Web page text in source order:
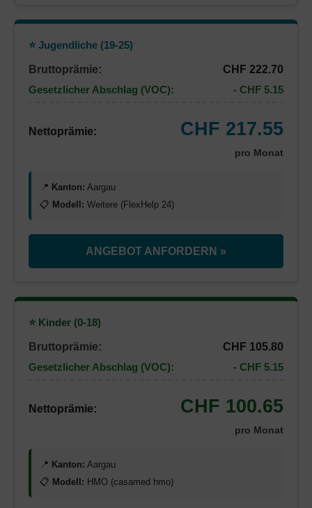
⭐ Jugendliche (19-25)
Bruttoprämie:
CHF 222.70
Gesetzlicher Abschlag (VOC):
- CHF 5.15
Nettoprämie: CHF 217.55
pro Monat
📍 Kanton: Aargau
📋 Modell: Weitere (FlexHelp 24)
ANGEBOT ANFORDERN »
⭐ Kinder (0-18)
Bruttoprämie:
CHF 105.80
Gesetzlicher Abschlag (VOC):
- CHF 5.15
Nettoprämie: CHF 100.65
pro Monat
📍 Kanton: Aargau
📋 Modell: HMO (casamed hmo)